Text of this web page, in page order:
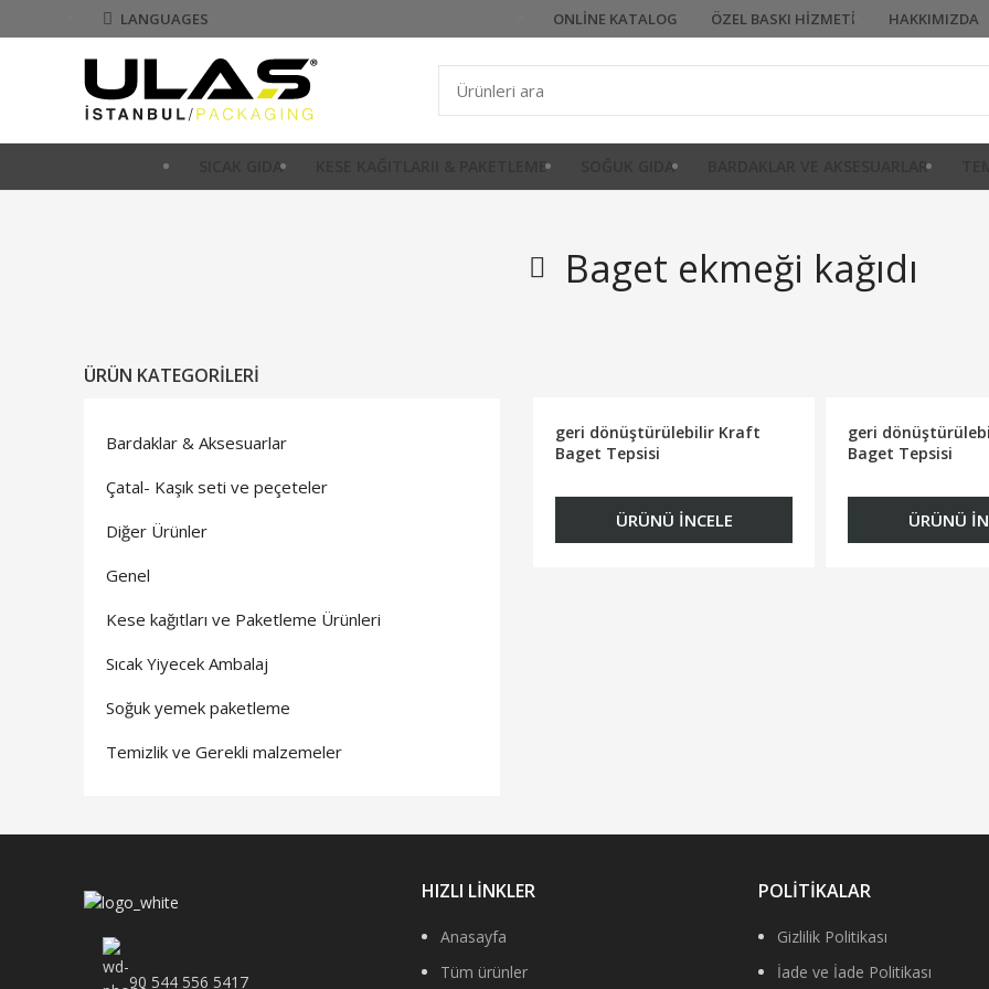
LANGUAGES ONLINE KATALOG ÖZEL BASKI HIZMETI HAKKIMIZDA
SICAK GIDA KESE KAĞITLARII & PAKETLEME SOĞUK GIDA BARDAKLAR VE AKSESUARLAR
Baget ekmeği kağıdı
ÜRÜN KATEGORILERI
Bardaklar & Aksesuarlar
Çatal- Kaşık seti ve peçeteler
Diğer Ürünler
Genel
Kese kağıtları ve Paketleme Ürünleri
Sıcak Yiyecek Ambalaj
Soğuk yemek paketleme
Temizlik ve Gerekli malzemeler
geri dönüştürülebilir Kraft
Baget Tepsisi
ÜRÜNÜ İNCELE
geri
Baget Tepsisi
ÜRÜNÜ
90 544 556 5417
HIZLI LİNKLER
Anasayfa
Tüm ürünler
POLİTİKALAR
Gizlilik Politikası
İade ve İade Politikası